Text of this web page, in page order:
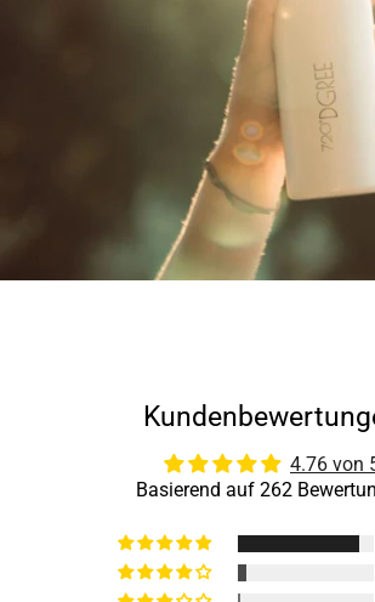
4.76 von
Basierend auf 262